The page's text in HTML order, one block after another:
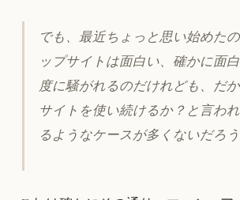
でも、最近ちょっと思い始めた
ップサイトは面白い、確かに面
度に騒がれるのだけれども、だ
サイトを使い続けるか？と言わ
るようなケースが多くないだろう